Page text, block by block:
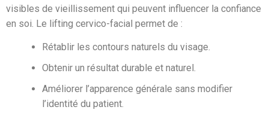
visibles de vieillissement qui peuvent influencer la confiance
en soi. Le lifting cervico-facial permet de :
Rétablir les contours naturels du visage.
Obtenir un résultat durable et naturel.
Améliorer l’apparence générale sans modifier
l’identité du patient.